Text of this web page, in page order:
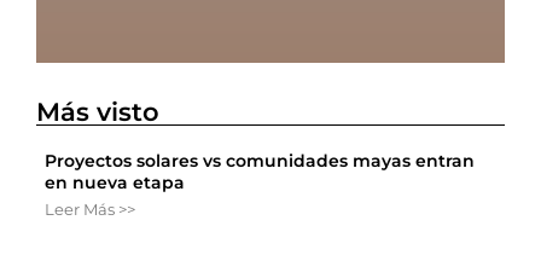
Más visto
Proyectos solares vs comunidades mayas entran
en nueva etapa
Leer Más >>